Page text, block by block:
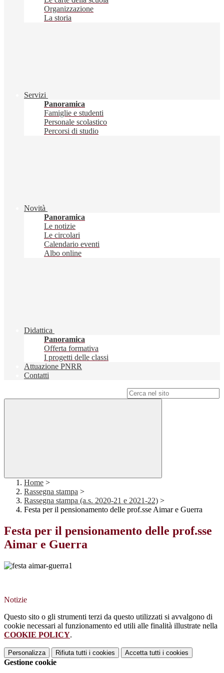
Organizzazione
La storia
Servizi
Panoramica
Famiglie e studenti
Personale scolastico
Percorsi di studio
Novità
Panoramica
Le notizie
Le circolari
Calendario eventi
Albo online
Didattica
Panoramica
Offerta formativa
I progetti delle classi
Attuazione PNRR
Contatti
Home >
Rassegna stampa >
Rassegna stampa (a.s. 2020-21 e 2021-22) >
Festa per il pensionamento delle prof.sse Aimar e Guerra
Festa per il pensionamento delle prof.sse
Aimar e Guerra
Notizie
Questo sito o gli strumenti terzi da questo utilizzati si avvalgono di
cookie necessari al funzionamento ed utili alle finalità illustrate nella
COOKIE POLICY.
Personalizza Rifiuta tutti i cookies Accetta tutti i cookies
Gestione cookie